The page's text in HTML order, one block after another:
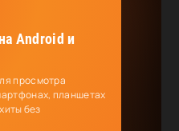
Android и
просмотра
планшетах
без